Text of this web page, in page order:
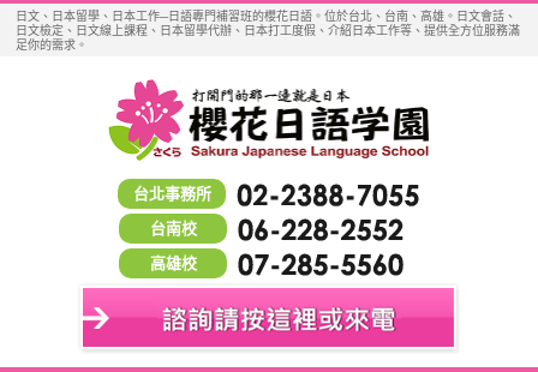
日文、日本留學、日本工作─日語專門補習班的櫻花日語。位於台北、台南、高雄。日文會話、
日文檢定、日文線上課程、日本留學代辦、日本打工度假、介紹日本工作等、提供全方位服務滿
足你的需求。
台北事務所
台南校
高雄校